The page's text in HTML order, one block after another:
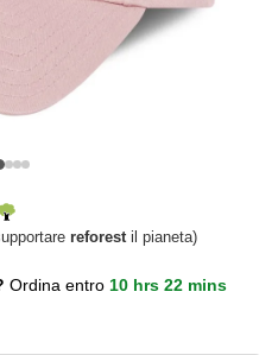
reforestil pianeta)
Ordina entro 10 hrs 22 mins